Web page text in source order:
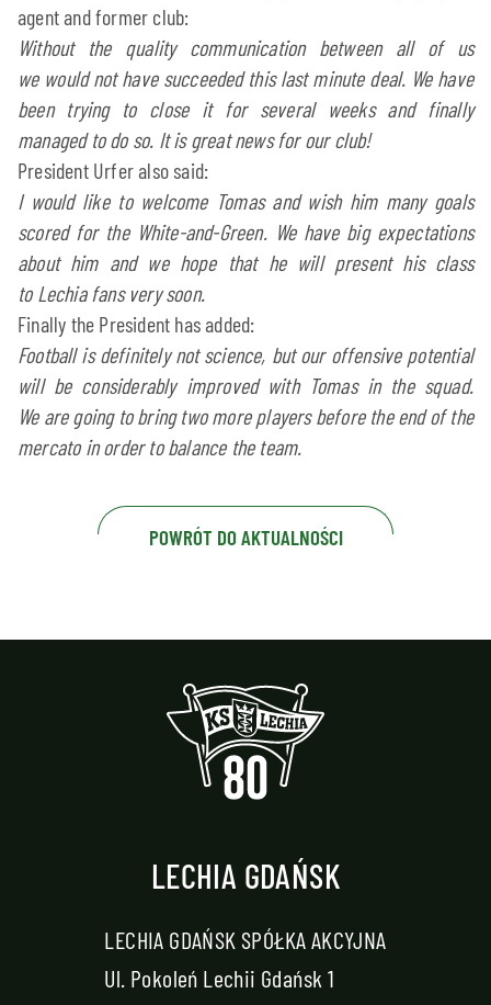
agent and former club:
Without the quality communication between all of us
we would not have succeeded this last minute deal. We have
been trying to close it for several weeks and finally
managed to do so. It is great news for our club!
President Urfer also said:
I would like to welcome Tomas and wish him many goals
scored for the White-and-Green. We have big expectations
about him and we hope that he will present his class
to Lechia fans very soon.
Finally the President has added:
Football is definitely not science, but our offensive potential
will be considerably improved with Tomas in the squad.
We are going to bring two more players before the end of the
mercato in order to balance the team.
POWRÓT DO AKTUALNOŚCI
LECHIA GDAŃSK
LECHIA GDAŃSK SPÓŁKA AKCYJNA
Ul. Pokoleń Lechii Gdańsk 1